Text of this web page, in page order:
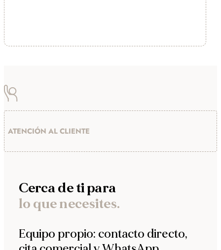
ATENCIÓN AL CLIENTE
Cerca de ti para
lo que necesites.
Equipo propio: contacto directo,